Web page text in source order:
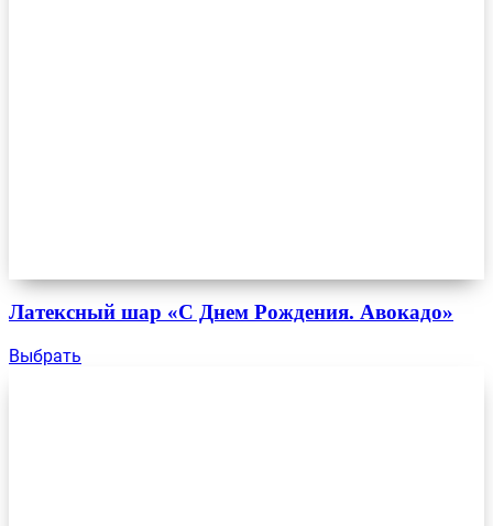
Латексный шар «С Днем Рождения. Авокадо»
Выбрать